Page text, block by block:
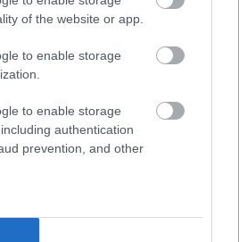
of the website or app.
to enable storage
to enable storage
authentication
prevention, and other